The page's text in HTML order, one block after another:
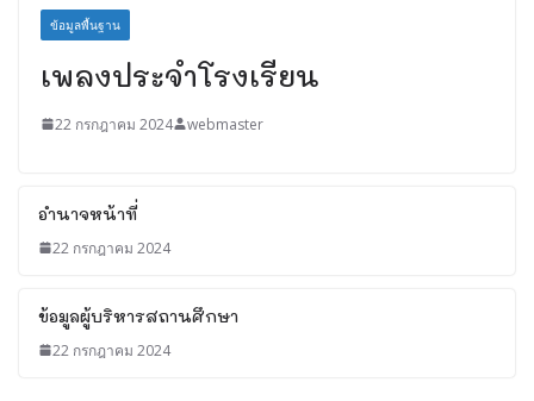
ข้อมูลพื้นฐาน
เพลงประจำโรงเรียน
22 กรกฎาคม 2024 webmaster
อำนาจหน้าที่
22 กรกฎาคม 2024
ข้อมูลผู้บริหารสถานศึกษา
22 กรกฎาคม 2024